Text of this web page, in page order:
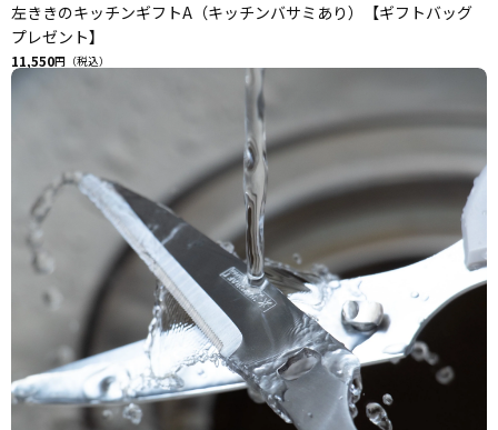
左ききのキッチンギフトA（キッチンバサミあり）【ギフトバッグ
プレゼント】
11,550円（税込）